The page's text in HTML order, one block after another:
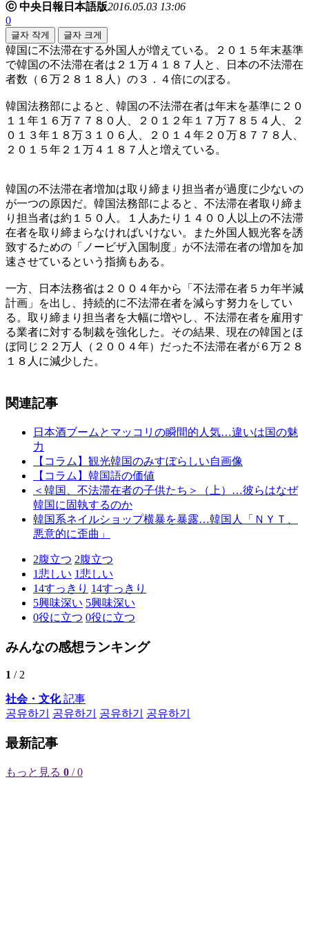
ⓒ 中央日報日本語版2016.05.03 13:06
0
글자 작게 글자 크게
韓国に不法滞在する外国人が増えている。２０１５年末基準
で韓国の不法滞在者は２１万４１８７人と、日本の不法滞在
者数（６万２８１８人）の３．４倍にのぼる。
韓国法務部によると、韓国の不法滞在者は年末を基準に２０
１１年１６万７７８０人、２０１２年１７万７８５４人、２
０１３年１８万３１０６人、２０１４年２０万８７７８人、
２０１５年２１万４１８７人と増えている。
韓国の不法滞在者増加は取り締まり担当者が過度に少ないの
が一つの原因だ。韓国法務部によると、不法滞在者取り締ま
り担当者は約１５０人。１人あたり１４００人以上の不法滞
在者を取り締まらなければいけない。また外国人観光客を誘
致するための「ノービザ入国制度」が不法滞在者の増加を加
速させているという指摘もある。
一方、日本法務省は２００４年から「不法滞在者５カ年半減
計画」を出し、持続的に不法滞在者を減らす努力をしてい
る。取り締まり担当者を大幅に増やし、不法滞在者を雇用す
る業者に対する制裁を強化した。その結果、現在の韓国とほ
ぼ同じ２２万人（２００４年）だった不法滞在者が６万２８
１８人に減少した。
関連記事
日本酒ブームとマッコリの瞬間的人気…違いは国の魅
力
【コラム】観光韓国のみすぼらしい自画像
【コラム】韓国語の価値
＜韓国、不法滞在者の子供たち＞（上）…彼らはなぜ
韓国に固執するのか
韓国系ネイルショップ横暴を暴露…韓国人「ＮＹＴ、
悪意的に歪曲」
2腹立つ 2腹立つ
1悲しい 1悲しい
14すっきり 14すっきり
5興味深い 5興味深い
0役に立つ 0役に立つ
みんなの感想ランキング
1 / 2
社会・文化記事
공유하기
공유하기 공유하기 공유하기
最新記事
もっと見る 0 / 0